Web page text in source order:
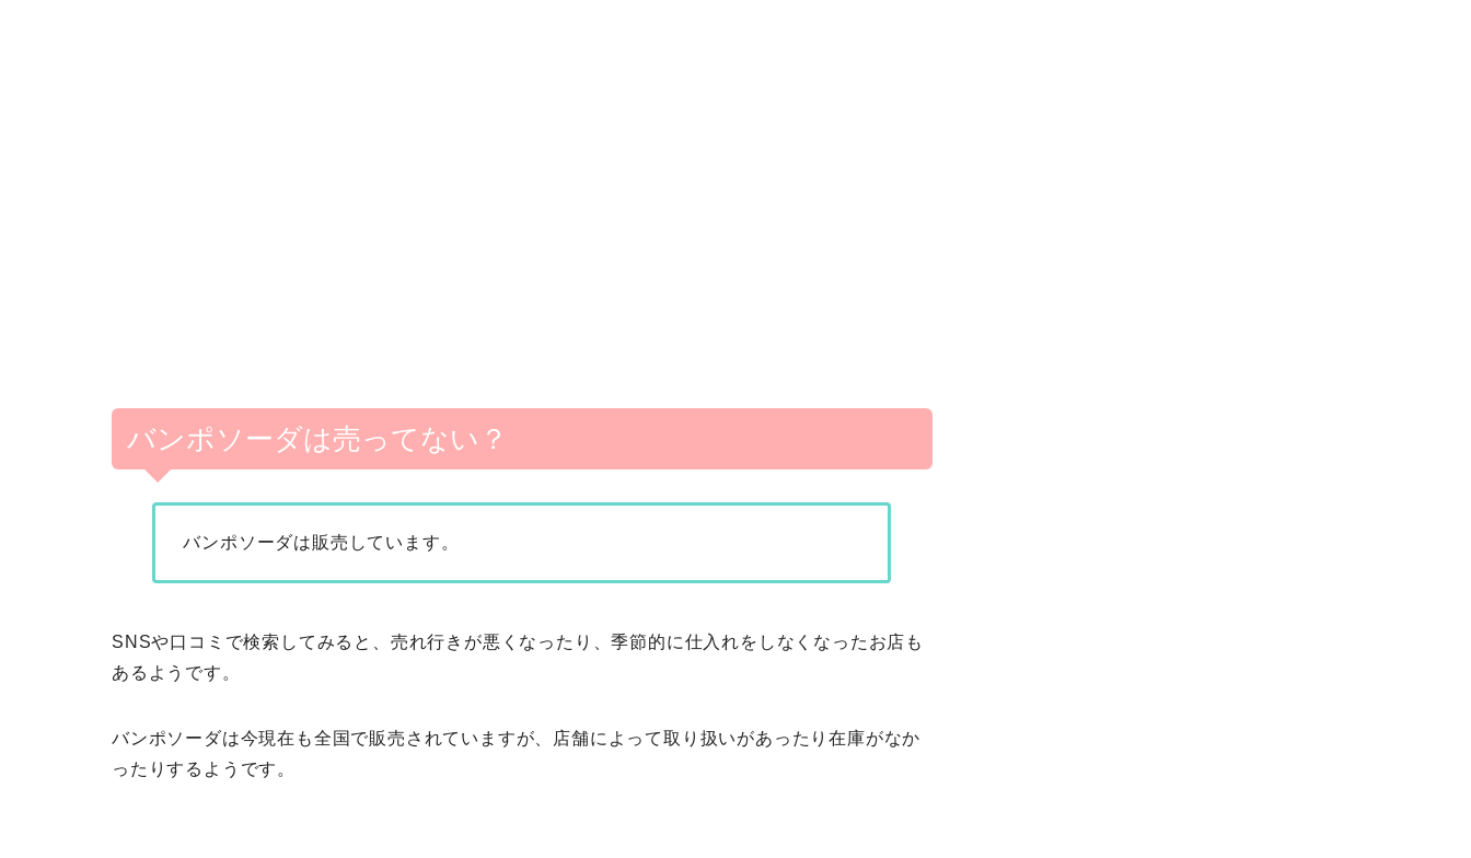
バンポソーダは売ってない？
バンポソーダは販売しています。
SNSや口コミで検索してみると、売れ行きが悪くなったり、季節的に仕入れをしなくなったお店も
あるようです。
バンポソーダは今現在も全国で販売されていますが、店舗によって取り扱いがあったり在庫がなか
ったりするようです。